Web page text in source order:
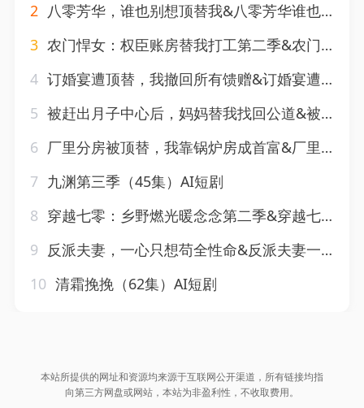
2 八零芳华，谁也别想顶替我&八零芳华谁也别想顶替我（85集）AI短剧
3 农门悍女：权臣账房替我打工第二季&农门悍女权臣账房替我打工第二季（73集）AI短剧
4 订婚宴遭顶替，我撤回所有馈赠&订婚宴遭顶替我撤回所有馈赠（45集）AI短剧
5 被赶出月子中心后，妈妈替我找回公道&被赶出月子中心后妈妈替我找回公道（64集）AI短剧
6 厂里分房被顶替，我靠锅炉房成首富&厂里分房被顶替我靠锅炉房成首富（40集）AI短剧
7 九渊第三季（45集）AI短剧
8 穿越七零：乡野燃光暖念念第二季&穿越七零乡野燃光暖念念第二季（84集）AI短剧
9 反派夫妻，一心只想苟全性命&反派夫妻一心只想苟全性命（54集）AI短剧
10 清霜挽挽（62集）AI短剧
本站所提供的网址和资源均来源于互联网公开渠道，所有链接均指
向第三方网盘或网站，本站为非盈利性，不收取费用。